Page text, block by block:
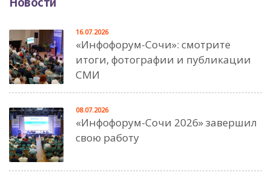
«Инфофорум-Сочи»: смотрите
итоги, фотографии и публикации
СМИ
16.07.2026
«Инфофорум-Сочи 2026» завершил
свою работу
08.07.2026